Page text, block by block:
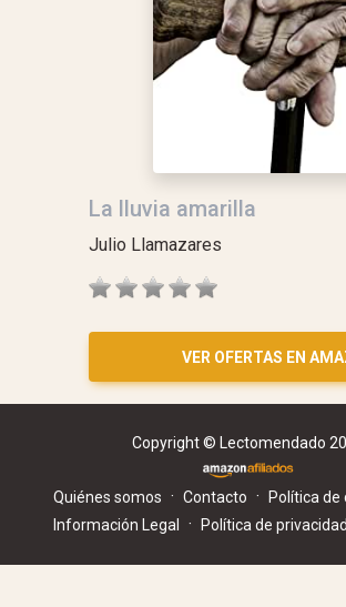
La lluvia amarilla
Julio Llamazares
VER OFERTAS EN
Copyright © Lectomendado
Quiénes somos · Contacto · Política de
Información Legal · Política de privacidad